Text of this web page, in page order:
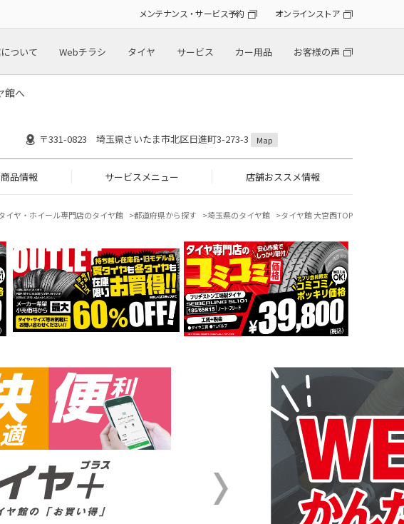
メンテナンス・サービス予約 オンラインストア
ついて Webチラシ タイヤ サービス カー用品 お客様の声
館へ
〒331-0823 埼玉県さいたま市北区日進町3-273-3 Map
商品情報 サービスメニュー 店舗おススメ情報
イヤ・ホイール専門店のタイヤ館 都道府県から探す 埼玉県のタイヤ館 タイヤ館 大宮西TOP